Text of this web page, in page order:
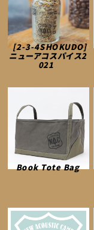
[2-3-4SHOKUDO]
ニューアコスパイス2
021
Book Tote Bag